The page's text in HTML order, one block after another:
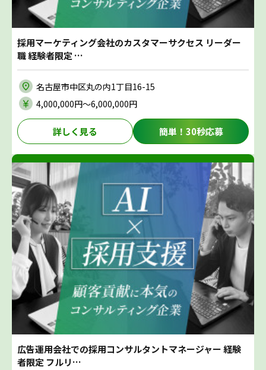
採用マーケティング会社のカスタマーサクセス リーダー
職 経験者限定 …
名古屋市中区丸の内1丁目16-15
4,000,000円〜6,000,000円
詳しく見る 簡単！30秒応募
広告運用会社での採用コンサルタントマネージャー 経験
者限定 フルリ…